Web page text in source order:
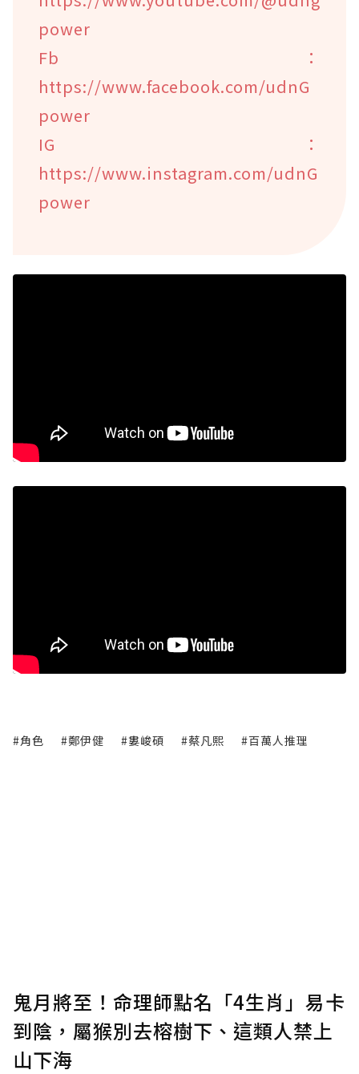
power
Fb：
https://www.facebook.com/udnG
power
IG：
https://www.instagram.com/udnG
power
#角色 #鄭伊健 #婁峻碩 #蔡凡熙 #百萬人推理
鬼月將至！命理師點名「4生肖」易卡
到陰，屬猴別去榕樹下、這類人禁上
山下海